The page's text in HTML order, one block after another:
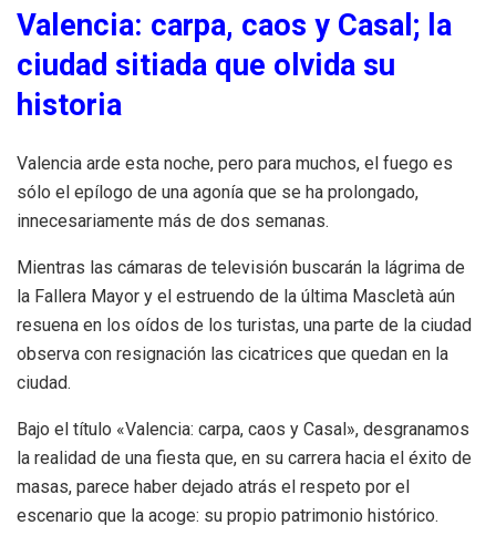
Valencia: carpa, caos y Casal; la
ciudad sitiada que olvida su
historia
Valencia arde esta noche, pero para muchos, el fuego es
sólo el epílogo de una agonía que se ha prolongado,
innecesariamente más de dos semanas.
Mientras las cámaras de televisión buscarán la lágrima de
la Fallera Mayor y el estruendo de la última Mascletà aún
resuena en los oídos de los turistas, una parte de la ciudad
observa con resignación las cicatrices que quedan en la
ciudad.
Bajo el título «Valencia: carpa, caos y Casal», desgranamos
la realidad de una fiesta que, en su carrera hacia el éxito de
masas, parece haber dejado atrás el respeto por el
escenario que la acoge: su propio patrimonio histórico.